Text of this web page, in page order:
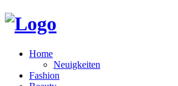
Home
Neuigkeiten
Fashion